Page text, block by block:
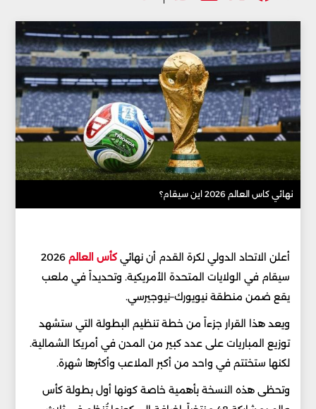
نهائي كاس العالم 2026 اين سيقام؟
أعلن الاتحاد الدولي لكرة القدم أن نهائيكأس العالم2026
سيقام في الولايات المتحدة الأمريكية. وتحديداً في ملعب
يقع ضمن منطقة نيويورك–نيوجيرسي.
ويعد هذا القرار جزءاً من خطة تنظيم البطولة التي ستشهد
توزيع المباريات على عدد كبير من المدن في أمريكا الشمالية.
لكنها ستختتم في واحد من أكبر الملاعب وأكثرها شهرة.
وتحظى هذه النسخة بأهمية خاصة كونها أول بطولة كأس